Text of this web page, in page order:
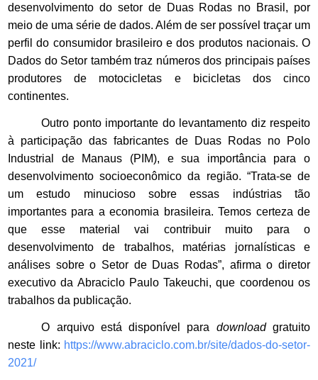
desenvolvimento do setor de Duas Rodas no Brasil, por
meio de uma série de dados. Além de ser possível traçar um
perfil do consumidor brasileiro e dos produtos nacionais. O
Dados do Setor também traz números dos principais países
produtores de motocicletas e bicicletas dos cinco
continentes.
Outro ponto importante do levantamento diz respeito
à participação das fabricantes de Duas Rodas no Polo
Industrial de Manaus (PIM), e sua importância para o
desenvolvimento socioeconômico da região. “Trata-se de
um estudo minucioso sobre essas indústrias tão
importantes para a economia brasileira. Temos certeza de
que esse material vai contribuir muito para o
desenvolvimento de trabalhos, matérias jornalísticas e
análises sobre o Setor de Duas Rodas”, afirma o diretor
executivo da Abraciclo Paulo Takeuchi, que coordenou os
trabalhos da publicação.
O arquivo está disponível para downloadgratuito
neste link: https://www.abraciclo.com.br/site/dados-do-setor-
2021/